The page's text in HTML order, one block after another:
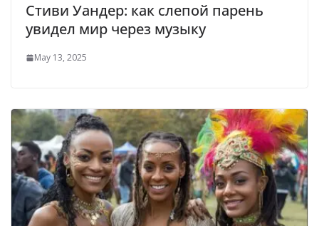
Стиви Уандер: как слепой парень
увидел мир через музыку
May 13, 2025